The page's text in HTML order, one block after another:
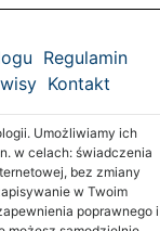
Regulamin
Kontakt
Umożliwiamy ich
w celach: świadczenia
bez zmiany
w Twoim
poprawnego i